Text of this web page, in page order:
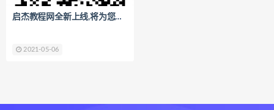
启杰教程网全新上线,将为您提供全方位的教程资源,成为您工作生活中的好助手！
2021-05-06